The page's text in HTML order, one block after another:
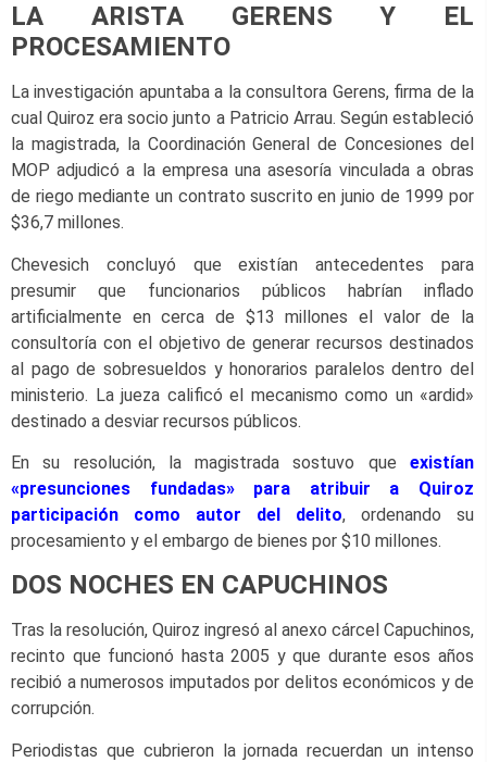
LA ARISTA GERENS Y EL
PROCESAMIENTO
La investigación apuntaba a la consultora Gerens, firma de la
cual Quiroz era socio junto a Patricio Arrau. Según estableció
la magistrada, la Coordinación General de Concesiones del
MOP adjudicó a la empresa una asesoría vinculada a obras
de riego mediante un contrato suscrito en junio de 1999 por
$36,7 millones.
Chevesich concluyó que existían antecedentes para
presumir que funcionarios públicos habrían inflado
artificialmente en cerca de $13 millones el valor de la
consultoría con el objetivo de generar recursos destinados
al pago de sobresueldos y honorarios paralelos dentro del
ministerio. La jueza calificó el mecanismo como un «ardid»
destinado a desviar recursos públicos.
En su resolución, la magistrada sostuvo que existían
«presunciones fundadas» para atribuir a Quiroz
participación como autor del delito, ordenando su
procesamiento y el embargo de bienes por $10 millones.
DOS NOCHES EN CAPUCHINOS
Tras la resolución, Quiroz ingresó al anexo cárcel Capuchinos,
recinto que funcionó hasta 2005 y que durante esos años
recibió a numerosos imputados por delitos económicos y de
corrupción.
Periodistas que cubrieron la jornada recuerdan un intenso